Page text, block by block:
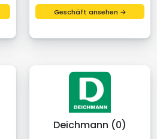
Geschäft ansehen →
Deichmann (0)